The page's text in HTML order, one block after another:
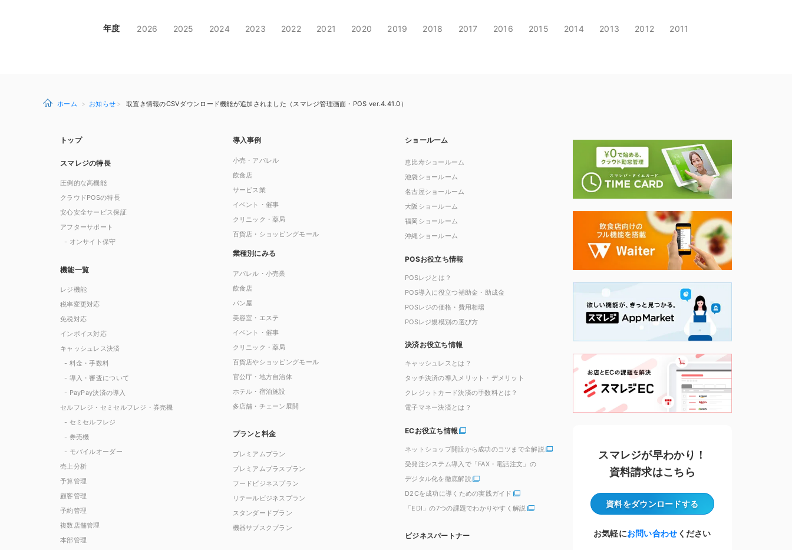
年度 2026 2025 2024 2023 2022 2021 2020 2019 2018 2017 2016 2015 2014 2013 2012 2011
ホーム お知らせ 取置き情報のCSVダウンロード機能が追加されました（スマレジ管理画面・POS ver.4.41.0）
トップ
スマレジの特長
圧倒的な高機能
クラウドPOSの特長
安心安全サービス保証
アフターサポート
- オンサイト保守
機能一覧
レジ機能
税率変更対応
免税対応
インボイス対応
キャッシュレス決済
- 料金・手数料
- 導入・審査について
- PayPay決済の導入
セルフレジ・セミセルフレジ・券売機
- セミセルフレジ
- 券売機
- モバイルオーダー
売上分析
予算管理
顧客管理
予約管理
複数店舗管理
本部管理
導入事例
小売・アパレル
飲食店
サービス業
イベント・催事
クリニック・薬局
百貨店・ショッピングモール
業種別にみる
アパレル・小売業
飲食店
パン屋
美容室・エステ
イベント・催事
クリニック・薬局
百貨店やショッピングモール
官公庁・地方自治体
ホテル・宿泊施設
多店舗・チェーン展開
プランと料金
プレミアムプラン
プレミアムプラスプラン
フードビジネスプラン
リテールビジネスプラン
スタンダードプラン
機器サブスクプラン
ショールーム
恵比寿ショールーム
池袋ショールーム
名古屋ショールーム
大阪ショールーム
福岡ショールーム
沖縄ショールーム
POSお役立ち情報
POSレジとは？
POS導入に役立つ補助金・助成金
POSレジの価格・費用相場
POSレジ規模別の選び方
決済お役立ち情報
キャッシュレスとは？
タッチ決済の導入メリット・デメリット
クレジットカード決済の手数料とは？
電子マネー決済とは？
ECお役立ち情報
ネットショップ開設から成功のコツまで全解説
受発注システム導入で「FAX・電話注文」の
デジタル化を徹底解説
D2Cを成功に導くための実践ガイド
「EDI」の7つの課題でわかりやすく解説
ビジネスパートナー
スマレジが早わかり！
資料請求はこちら
資料をダウンロードする
お気軽にお問い合わせ ください